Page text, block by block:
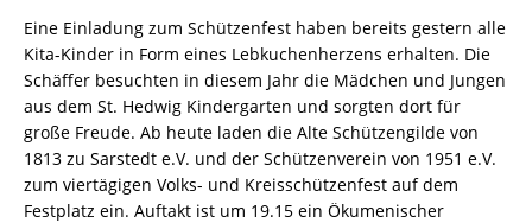
Eine Einladung zum Schützenfest haben bereits gestern alle
Kita-Kinder in Form eines Lebkuchenherzens erhalten. Die
Schäffer besuchten in diesem Jahr die Mädchen und Jungen
aus dem St. Hedwig Kindergarten und sorgten dort für
große Freude. Ab heute laden die Alte Schützengilde von
1813 zu Sarstedt e.V. und der Schützenverein von 1951 e.V.
zum viertägigen Volks- und Kreisschützenfest auf dem
Festplatz ein. Auftakt ist um 19.15 ein Ökumenischer